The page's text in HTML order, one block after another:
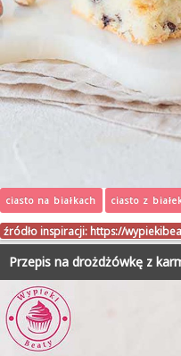
ciasto na białkach ciasto z
źródło inspiracji: https://
Przepis na drożdżówkę z